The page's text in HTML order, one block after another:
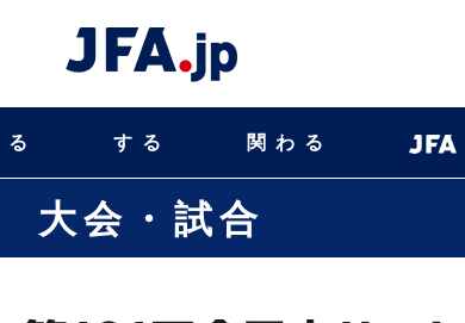
る する 関わる
大会・試合